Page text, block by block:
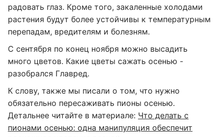
радовать глаз. Кроме того, закаленные холодами
растения будут более устойчивы к температурным
перепадам, вредителям и болезням.
С сентября по конец ноября можно высадить
много цветов. Какие цветы сажать осенью -
разобрался Главред.
К слову, также мы писали о том, что нужно
обязательно пересаживать пионы осенью.
Детальнее читайте в материале: Что делать с
пионами осенью: одна манипуляция обеспечит